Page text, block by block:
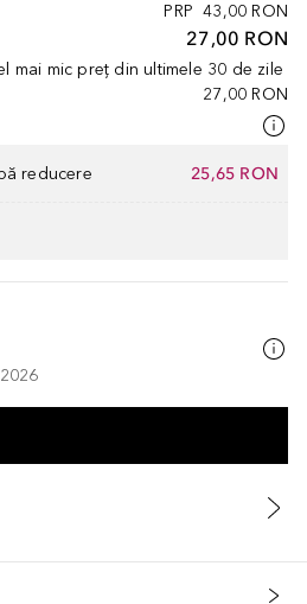
PRP 43,00 RON
27,00 RON
mai mic preț din ultimele 30 de zile
27,00 RON
reducere 25,65 RON